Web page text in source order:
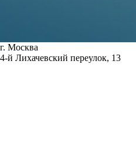
г. Москва
4-й Лихачевский переулок, 13